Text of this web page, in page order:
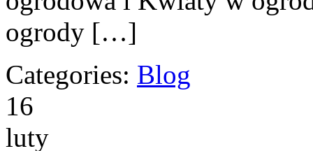
ogrody […]
Categories: Blog
16
luty